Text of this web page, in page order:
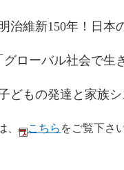
維新150年！日本
ローバル社会で生
どもの発達と家族シ
こちら をご覧下さい